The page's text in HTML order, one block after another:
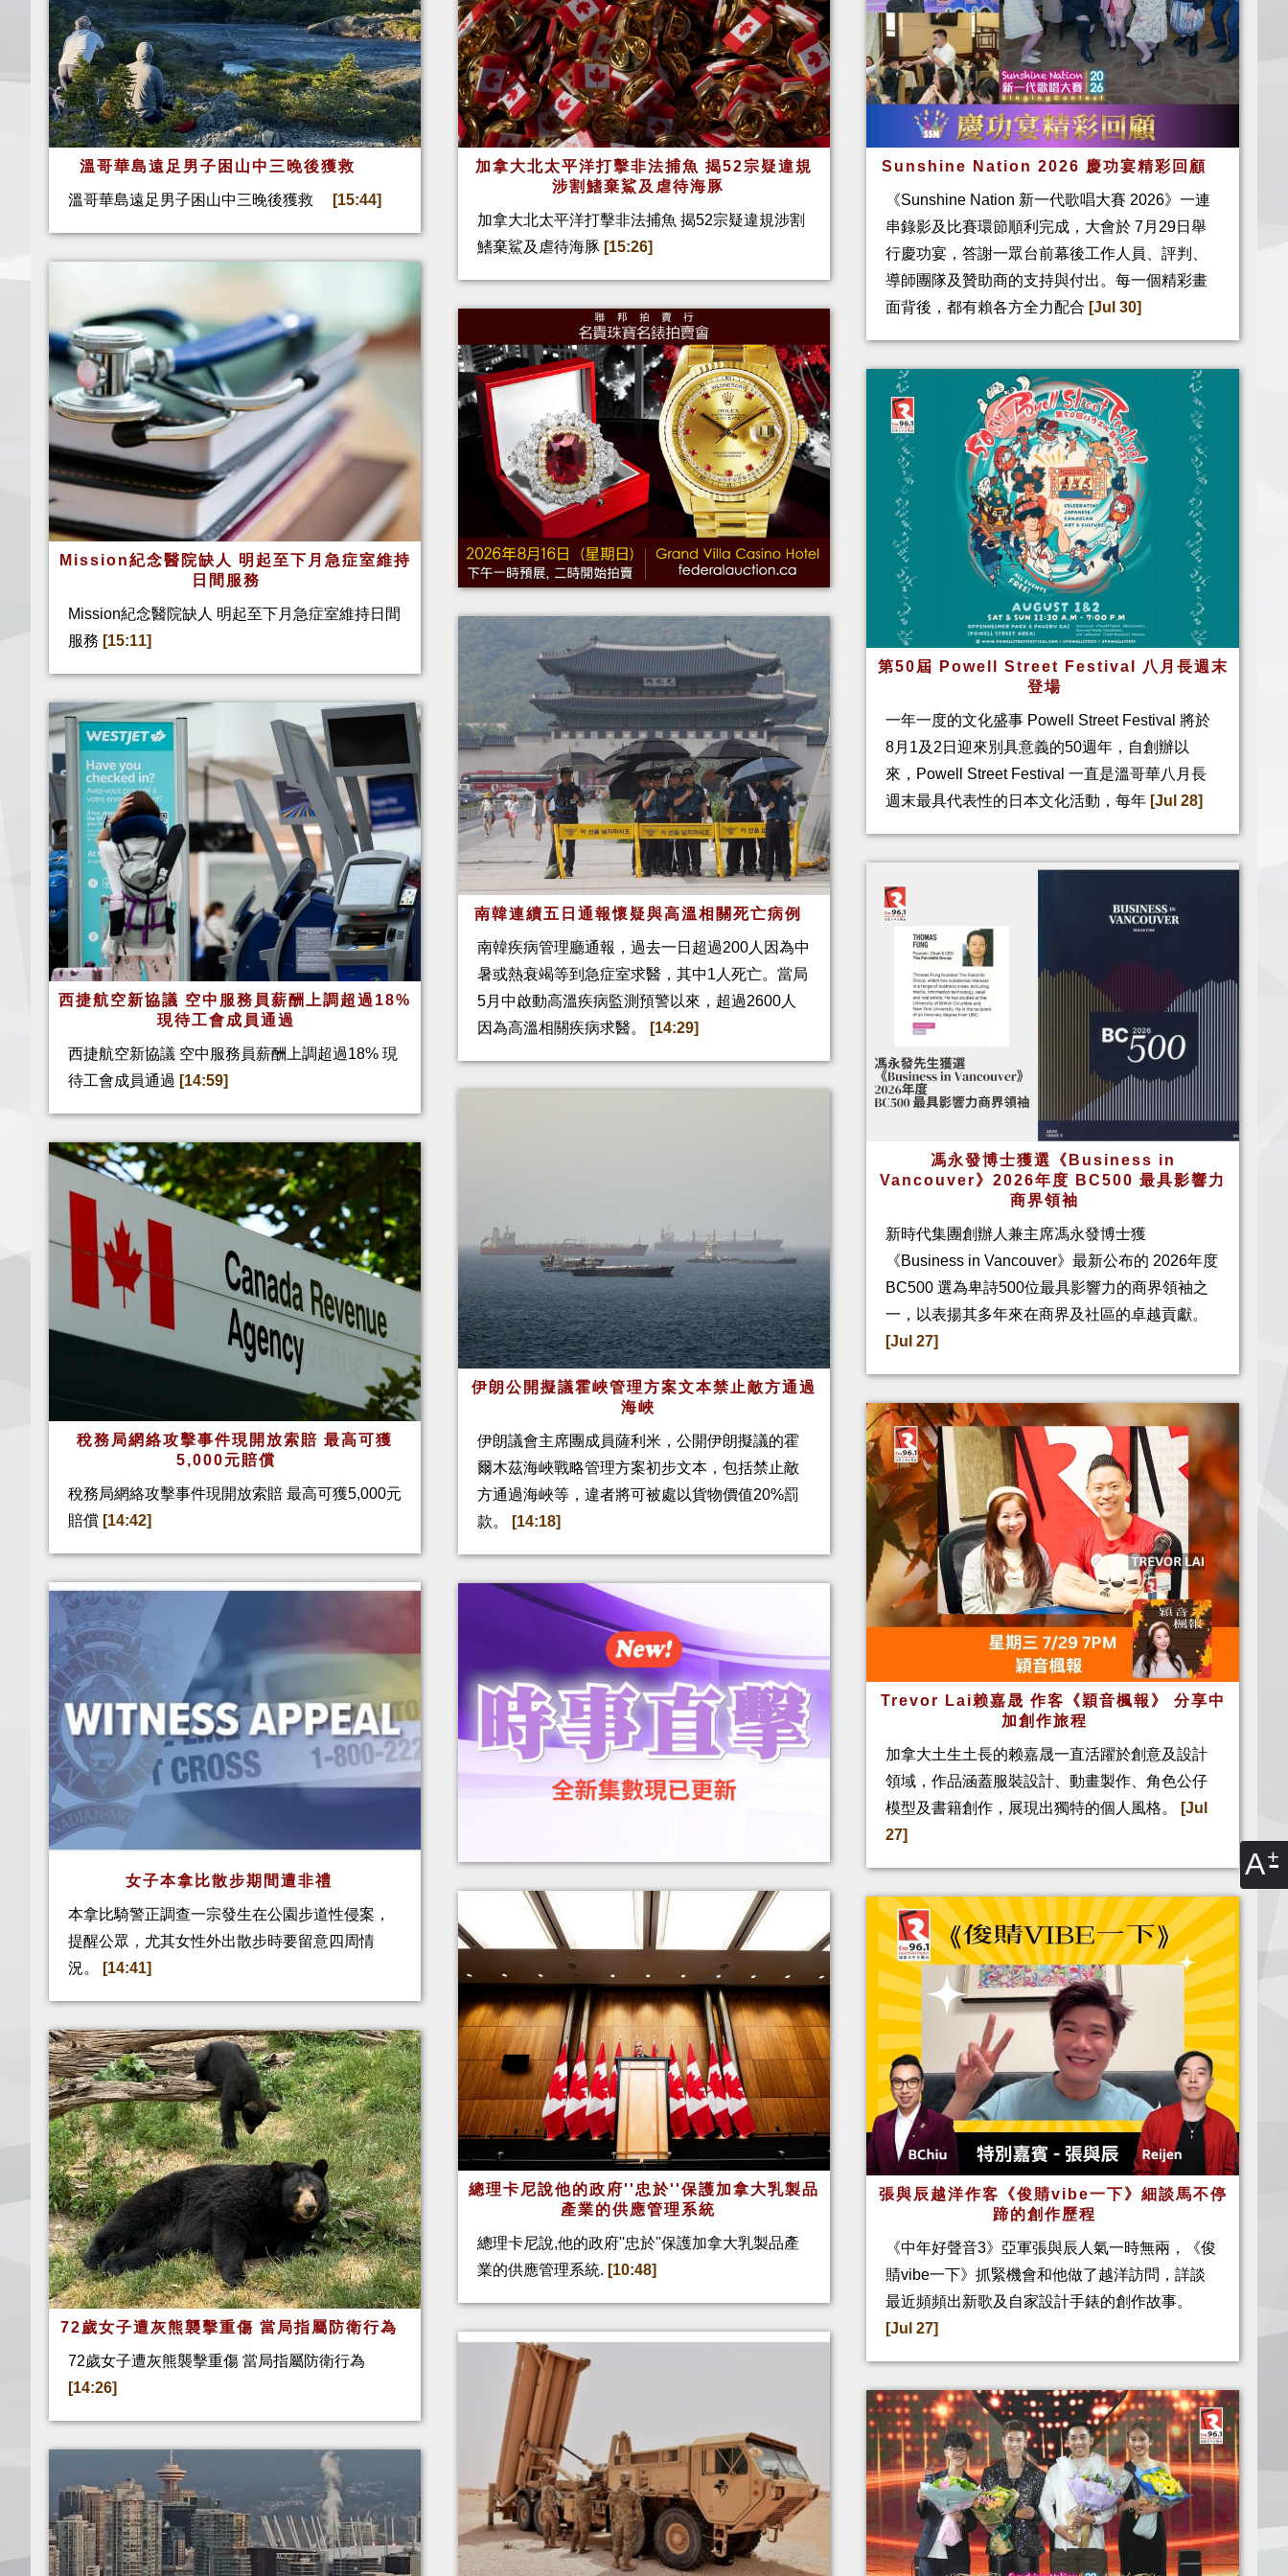
A
溫哥華島遠足男子困山中三晚後獲救
溫哥華島遠足男子困山中三晚後獲救 [15:44]
Mission紀念醫院缺人 明起至下月急症室維持
日間服務
Mission紀念醫院缺人 明起至下月急症室維持日間
服務 [15:11]
西捷航空新協議 空中服務員薪酬上調超過18%
現待工會成員通過
西捷航空新協議 空中服務員薪酬上調超過18% 現
待工會成員通過 [14:59]
稅務局網絡攻擊事件現開放索賠 最高可獲
5,000元賠償
稅務局網絡攻擊事件現開放索賠 最高可獲5,000元
賠償 [14:42]
女子本拿比散步期間遭非禮
本拿比騎警正調查一宗發生在公園步道性侵案，
提醒公眾，尤其女性外出散步時要留意四周情
況。
[14:41]
72歲女子遭灰熊襲擊重傷 當局指屬防衛行為
72歲女子遭灰熊襲擊重傷 當局指屬防衛行為
[14:26]
加拿大北太平洋打擊非法捕魚 揭52宗疑違規
涉割鰭棄鯊及虐待海豚
加拿大北太平洋打擊非法捕魚 揭52宗疑違規涉割
鰭棄鯊及虐待海豚 [15:26]
南韓連續五日通報懷疑與高溫相關死亡病例
南韓疾病管理廳通報，過去一日超過200人因為中
暑或熱衰竭等到急症室求醫，其中1人死亡。當局
5月中啟動高溫疾病監測預警以來，超過2600人
因為高溫相關疾病求醫。
[14:29]
伊朗公開擬議霍峽管理方案文本禁止敵方通過
海峽
伊朗議會主席團成員薩利米，公開伊朗擬議的霍
爾木茲海峽戰略管理方案初步文本，包括禁止敵
方通過海峽等，違者將可被處以貨物價值20%罰
款。
[14:18]
總理卡尼說他的政府''忠於''保護加拿大乳製品
產業的供應管理系統
總理卡尼說,他的政府''忠於''保護加拿大乳製品產
業的供應管理系統. [10:48]
Sunshine Nation 2026 慶功宴精彩回顧
《Sunshine Nation 新一代歌唱大賽 2026》一連
串錄影及比賽環節順利完成，大會於 7月29日舉
行慶功宴，答謝一眾台前幕後工作人員、評判、
導師團隊及贊助商的支持與付出。每一個精彩畫
面背後，都有賴各方全力配合 [Jul 30]
第50屆 Powell Street Festival 八月長週末
登場
一年一度的文化盛事 Powell Street Festival 將於
8月1及2日迎來別具意義的50週年，自創辦以
來，Powell Street Festival 一直是溫哥華八月長
週末最具代表性的日本文化活動，每年 [Jul 28]
馮永發博士獲選《Business in
Vancouver》2026年度 BC500 最具影響力
商界領袖
新時代集團創辦人兼主席馮永發博士獲
《Business in Vancouver》最新公布的 2026年度
BC500 選為卑詩500位最具影響力的商界領袖之
一，以表揚其多年來在商界及社區的卓越貢獻。
[Jul 27]
Trevor Lai赖嘉晟 作客《穎音楓報》 分享中
加創作旅程
加拿大土生土長的赖嘉晟一直活躍於創意及設計
領域，作品涵蓋服裝設計、動畫製作、角色公仔
模型及書籍創作，展現出獨特的個人風格。
[Jul
27]
張與辰越洋作客《俊䝼vibe一下》細談馬不停
蹄的創作歷程
《中年好聲音3》亞軍張與辰人氣一時無兩，《俊
䝼vibe一下》抓緊機會和他做了越洋訪問，詳談
最近頻頻出新歌及自家設計手錶的創作故事。
[Jul 27]